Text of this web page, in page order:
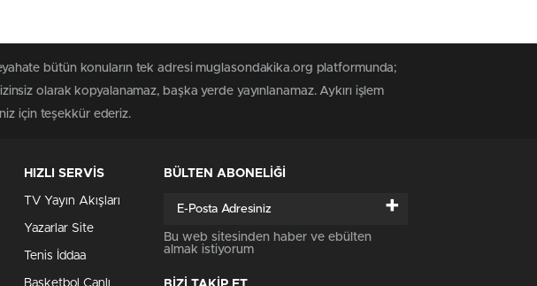
bütün konuların tek adresi muglasondakika.org platformunda;
olarak kopyalanamaz, başka yerde yayınlanamaz. Aykırı işlem
için teşekkür ederiz.
HIZLI SERVİS
TV Yayın Akışları
Yazarlar Site
Tenis İddaa
Basketbol Canlı
BÜLTEN ABONELİĞİ
+
Bu web sitesinden haber ve ebülten
almak istiyorum